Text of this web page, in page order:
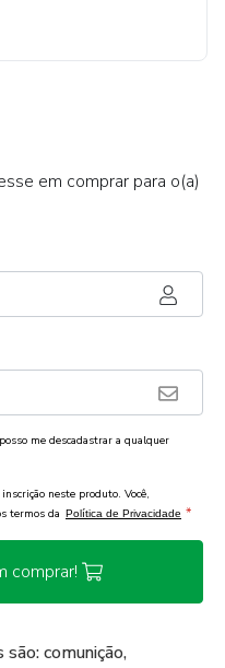
em comprar para o(a)
me descadastrar a qualquer
neste produto. Você,
termos da Política de Privacidade *
comprar!
comunição,